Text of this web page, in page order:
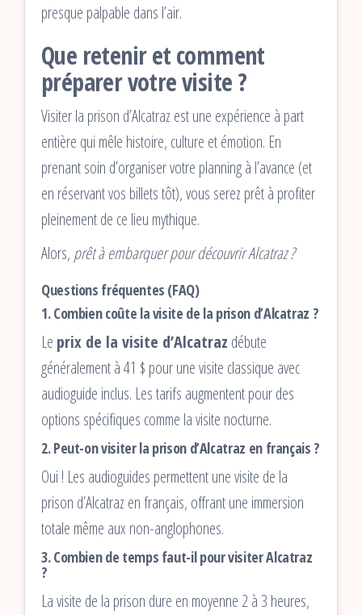
presque palpable dans l’air.
Que retenir et comment
préparer votre visite ?
Visiter la prison d’Alcatraz est une expérience à part
entière qui mêle histoire, culture et émotion. En
prenant soin d’organiser votre planning à l’avance (et
en réservant vos billets tôt), vous serez prêt à profiter
pleinement de ce lieu mythique.
Alors, prêt à embarquer pour découvrir Alcatraz ?
Questions fréquentes (FAQ)
1. Combien coûte la visite de la prison d’Alcatraz ?
Le prix de la visite d’Alcatraz débute
généralement à 41 $ pour une visite classique avec
audioguide inclus. Les tarifs augmentent pour des
options spécifiques comme la visite nocturne.
2. Peut-on visiter la prison d’Alcatraz en français ?
Oui ! Les audioguides permettent une visite de la
prison d’Alcatraz en français, offrant une immersion
totale même aux non-anglophones.
3. Combien de temps faut-il pour visiter Alcatraz
?
La visite de la prison dure en moyenne 2 à 3 heures,